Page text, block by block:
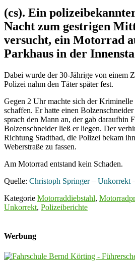
(cs). Ein
Nacht zum gestrigen
versucht, ein Motorrad
Parkhaus in der
Dabei wurde der 30-Jährige von einem
Polizei nahm den Täter später fest.
Gegen 2 Uhr machte sich der Kriminelle
schaffen. Er hatte einen
sprach den Mann an, der gab daraufhin
Bolzenschneider ließ er liegen. Der
Richtung Stadtbad, die Polizei bekam
Weberstraße zu fassen.
Am Motorrad entstand kein Schaden.
Quelle: Christoph Springer – Unkorrekt
Kategorie Motorraddiebstahl,
Unkorrekt, Polizeiberichte
Werbung